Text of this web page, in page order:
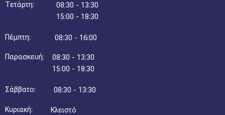
Τετάρτη:
08:30 - 13:30
15:00 - 18:30
Πέμπτη: 08:30 - 16:00
Παρασκευή:
08:30 - 13:30
15:00 - 18:30
Σάββατο: 08:30 - 13:30
Κυριακή: Κλειστό